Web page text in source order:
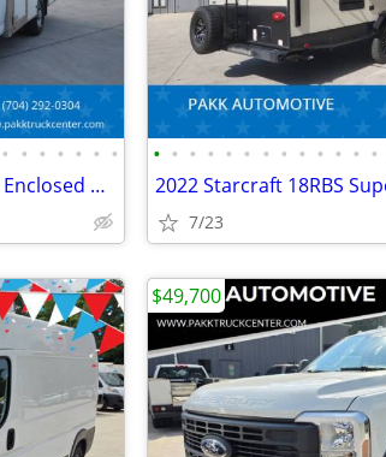
• • • • • • •
2023 Chevrolet Express 3500 KUV Enclosed Utility Service Plumber Truck
• • • • • • • • • • • • •
7/23
$49,700